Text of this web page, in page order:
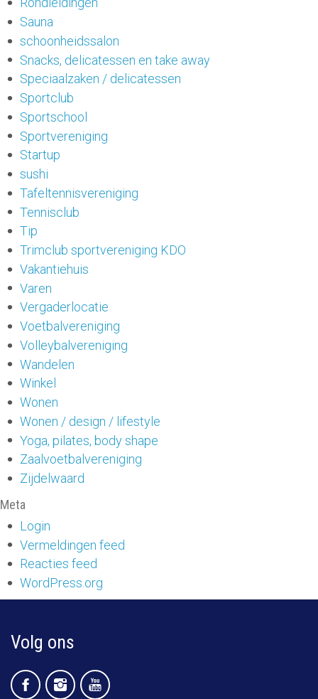
Sauna
schoonheidssalon
Snacks, delicatessen en take away
Speciaalzaken / delicatessen
Sportclub
Sportschool
Sportvereniging
Startup
sushi
Tafeltennisvereniging
Tennisclub
Tip
Trimclub sportvereniging KDO
Vakantiehuis
Varen
Vergaderlocatie
Voetbalvereniging
Volleybalvereniging
Wandelen
Winkel
Wonen
Wonen / design / lifestyle
Yoga, pilates, body shape
Zaalvoetbalvereniging
Zijdelwaard
Meta
Login
Vermeldingen feed
Reacties feed
WordPress.org
Volg ons